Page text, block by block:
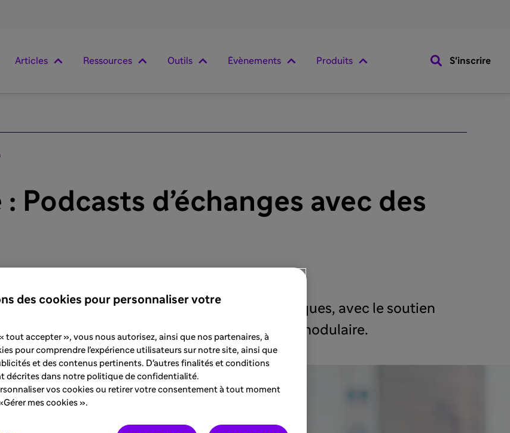
Articles Ressources Outils Évènements Produits S'inscrire
Podcasts d’échanges avec des
en partenariat avec Réalités Thérapeutiques, avec le soutien
des discussions enrichissantes sur le prurigo nodulaire.
des cookies pour personnaliser votre
tout accepter », vous nous autorisez, ainsi que nos partenaires, à
pour comprendre l’expérience utilisateurs sur notre site, ainsi que
et des contenus pertinents. D'autres finalités et conditions
décrites dans notre politique de confidentialité.
vos cookies ou retirer votre consentement à tout moment
mes cookies ».